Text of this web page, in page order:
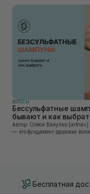
ВОЛОСЫ
Бессульфатные
бывают и как
Автор: Олеся Вакулко [artnav] Очищение кожи головы
— это фундамент здоровья
Бесплатная